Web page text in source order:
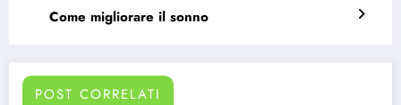
Come migliorare il sonno
POST CORRELATI